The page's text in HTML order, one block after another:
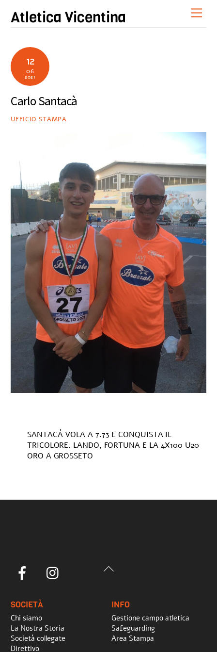
content
Atletica Vicentina
12
06
2021
Carlo Santacà
UFFICIO STAMPA
SANTACÁ VOLA A 7.73 E CONQUISTA IL
TRICOLORE. LANDO, FORTUNA E LA 4X100 U20
ORO A GROSSETO
Back
Facebook
SOCIETÀ
Chi siamo
La Nostra Storia
Società collegate
Direttivo
INFO
Gestione campo atletica
Safeguarding
Area Stampa